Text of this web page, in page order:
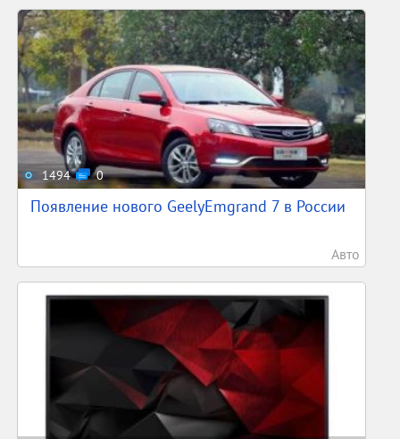
1494 0
Появление нового GeelyEmgrand 7 в России
Авто